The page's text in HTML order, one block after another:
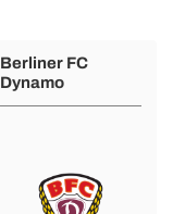
Berliner FC
Dynamo